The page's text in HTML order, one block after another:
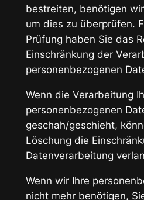
bestreiten, benötigen
um dies zu überprüfen.
Prüfung haben Sie das
Einschränkung der
personenbezogenen
Wenn die Verarbeitung
personenbezogenen
geschah/geschieht,
Löschung die
Datenverarbeitung
Wenn wir Ihre
nicht mehr benötigen,